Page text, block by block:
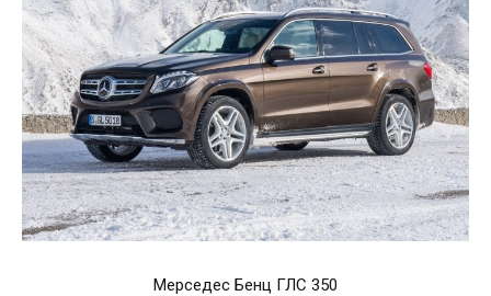
Мерседес Бенц ГЛС 350